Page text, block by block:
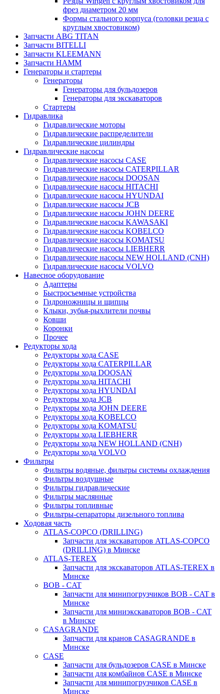
фрез диаметром 20 мм
Формы стального корпуса (головки резца с
круглым хвостовиком)
Запчасти ABG TITAN
Запчасти BITELLI
Запчасти KLEEMANN
Запчасти HAMM
Генераторы и стартеры
Генераторы
Генераторы для бульдозеров
Генераторы для экскаваторов
Стартеры
Гидравлика
Гидравлические моторы
Гидравлические распределители
Гидравлические цилиндры
Гидравлические насосы
Гидравлические насосы CASE
Гидравлические насосы CATERPILLAR
Гидравлические насосы DOOSAN
Гидравлические насосы HITACHI
Гидравлические насосы HYUNDAI
Гидравлические насосы JCB
Гидравлические насосы JOHN DEERE
Гидравлические насосы KAWASAKI
Гидравлические насосы KOBELCO
Гидравлические насосы KOMATSU
Гидравлические насосы LIEBHERR
Гидравлические насосы NEW HOLLAND (CNH)
Гидравлические насосы VOLVO
Навесное оборудование
Адаптеры
Быстросъемные устройства
Гидроножницы и щипцы
Клыки, зубья-рыхлители почвы
Ковши
Коронки
Прочее
Редукторы хода
Редукторы хода CASE
Редукторы хода CATERPILLAR
Редукторы хода DOOSAN
Редукторы хода HITACHI
Редукторы хода HYUNDAI
Редукторы хода JCB
Редукторы хода JOHN DEERE
Редукторы хода KOBELCO
Редукторы хода KOMATSU
Редукторы хода LIEBHERR
Редукторы хода NEW HOLLAND (CNH)
Редукторы хода VOLVO
Фильтры
Фильтры водяные, фильтры системы охлаждения
Фильтры воздушные
Фильтры гидравлические
Фильтры маслянные
Фильтры топливные
Фильтры-сепараторы дизельного топлива
Ходовая часть
ATLAS-COPCO (DRILLING)
Запчасти для экскаваторов ATLAS-COPCO
(DRILLING) в Минске
ATLAS-TEREX
Запчасти для экскаваторов ATLAS-TEREX в
Минске
BOB - CAT
Запчасти для минипогрузчиков BOB - CAT в
Минске
Запчасти для миниэкскаваторов BOB - CAT
в Минске
CASAGRANDE
Запчасти для кранов CASAGRANDE в
Минске
CASE
Запчасти для бульдозеров CASE в Минске
Запчасти для комбайнов CASE в Минске
Запчасти для минипогрузчиков CASE в
Минске